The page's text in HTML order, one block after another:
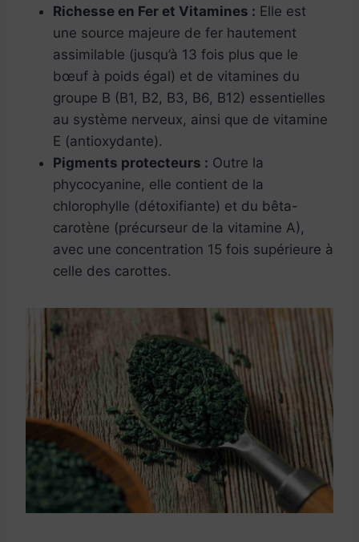
Richesse en Fer et Vitamines : Elle est
une source majeure de fer hautement
assimilable (jusqu’à 13 fois plus que le
bœuf à poids égal) et de vitamines du
groupe B (B1, B2, B3, B6, B12) essentielles
au système nerveux, ainsi que de vitamine
E (antioxydante).
Pigments protecteurs : Outre la
phycocyanine, elle contient de la
chlorophylle (détoxifiante) et du bêta-
carotène (précurseur de la vitamine A),
avec une concentration 15 fois supérieure à
celle des carottes.